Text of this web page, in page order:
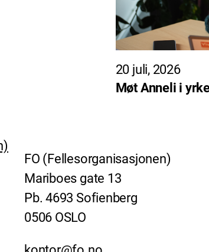
20 juli, 2026
Møt Anneli i
FO (Fellesorganisasjonen)
Mariboes gate 13
Pb. 4693 Sofienberg
0506 OSLO